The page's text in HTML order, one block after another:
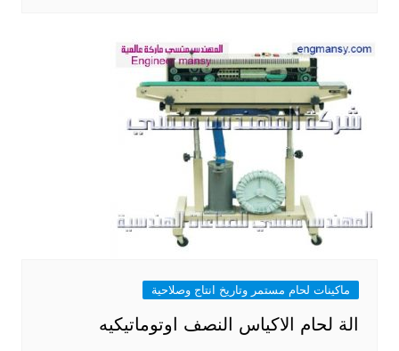
ماكينات لحام مستمر وتاريخ انتاج وصلاحية
الة لحام الاكياس النصف اوتوماتيكيه